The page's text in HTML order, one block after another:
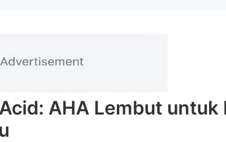
AHA Lembut untuk